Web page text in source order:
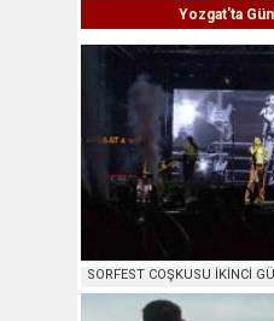
Yozgat'ta
SORFEST COŞKUSU İKİNCİ